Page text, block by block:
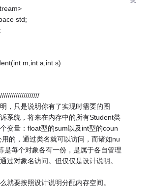
std;
m,int a,int s)
，只是说明你有了实现时需要的图
系统，将来在内存中的所有Student类
变量：float型的sum以及int型的coun
的，通过类名就可以访问，而诸如nu
是每个对象各有一份，是属于各自管理
过对象名访问。但仅仅是设计说明。
就要按照设计说明分配内存空间。